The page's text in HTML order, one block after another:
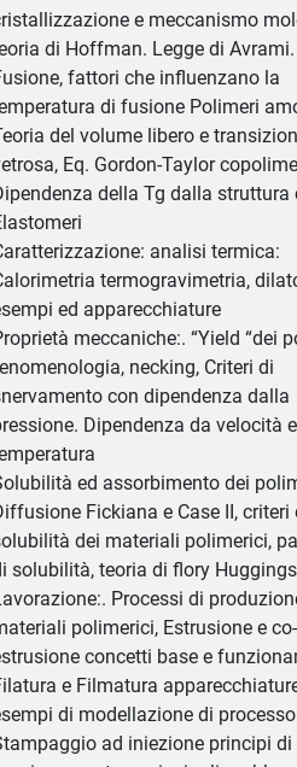
e meccanismo
di Hoffman. Legge di Avrami.
fattori che influenzano la
di fusione Polimeri
del volume libero e
Eq. Gordon-Taylor
della Tg dalla struttura
analisi termica:
termogravimetria,
ed apparecchiature
meccaniche:. “Yield “dei
necking, Criteri di
con dipendenza dalla
Dipendenza da velocità e
ed assorbimento dei
Fickiana e Case II, criteri
dei materiali polimerici,
solubilità, teoria di flory
Processi di
polimerici, Estrusione e co-
concetti base e
e Filmatura
di modellazione di
ad iniezione principi di